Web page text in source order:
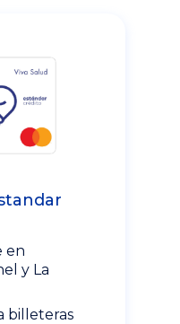
en
y La
billeteras